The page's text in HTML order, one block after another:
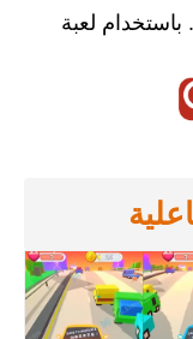
باستخدام لعبة